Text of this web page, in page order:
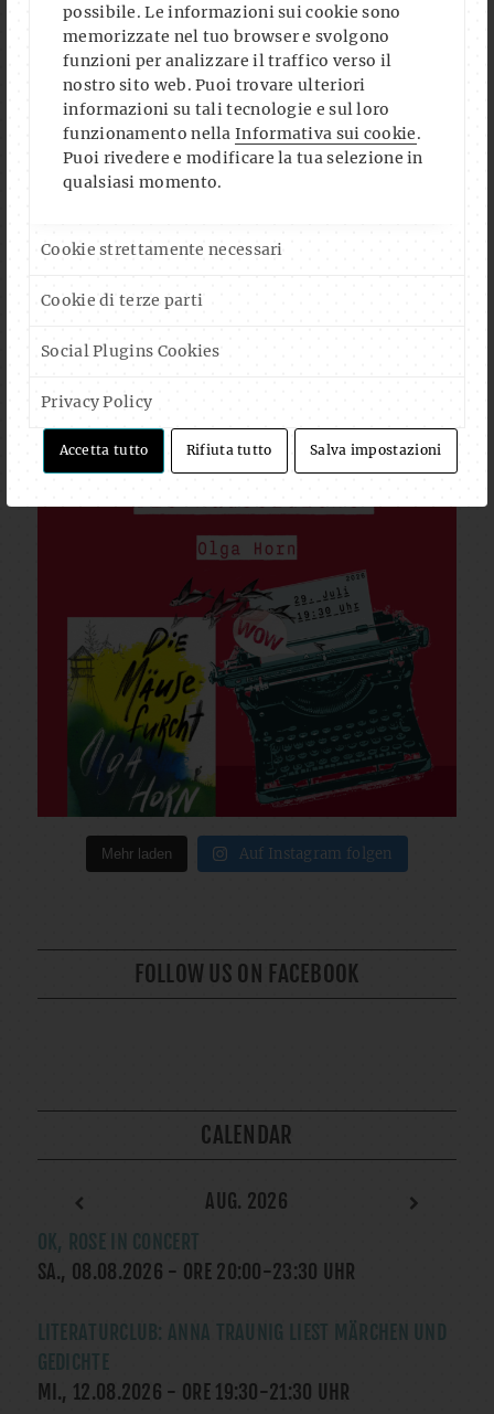
possibile. Le informazioni sui cookie sono
memorizzate nel tuo browser e svolgono
funzioni per analizzare il traffico verso il
nostro sito web. Puoi trovare ulteriori
informazioni su tali tecnologie e sul loro
funzionamento nellaInformativa sui cookie.
Puoi rivedere e modificare la tua selezione in
qualsiasi momento.
Cookie strettamente necessari
Cookie di terze parti
Social Plugins Cookies
Privacy Policy
Accetta tutto Rifiuta tutto Salva impostazioni
Mehr laden Auf Instagram folgen
FOLLOW US ON FACEBOOK
CALENDAR
AUG. 2026
OK, ROSE IN CONCERT
SA., 08.08.2026 - ORE 20:00-23:30 UHR
LITERATURCLUB: ANNA TRAUNIG LIEST MÄRCHEN UND
GEDICHTE
MI., 12.08.2026 - ORE 19:30-21:30 UHR